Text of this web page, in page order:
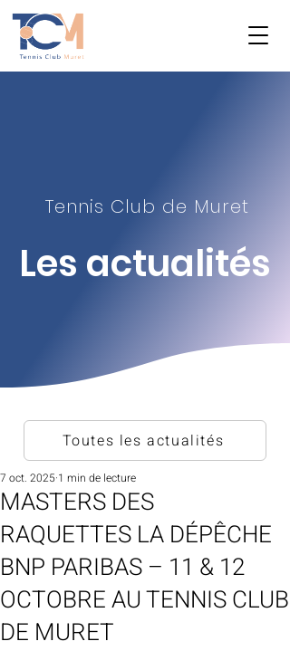
Tennis Club de Muret
Les actualités
Toutes les actualités
MASTERS DES
RAQUETTES LA DÉPÊCHE
BNP PARIBAS – 11 & 12
OCTOBRE AU TENNIS CLUB
DE MURET
7 oct. 2025 1 min de lecture